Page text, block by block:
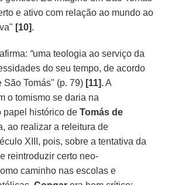
e ativo com relação ao mundo ao
[10].
“uma teologia ao serviço da
do seu tempo, de acordo
São Tomás" (p. 79) [11]. A
o tomismo se daria na
papel histórico de Tomás de
ao realizar a releitura de
XIII, pois, sobre a tentativa da
reintroduzir certo neo-
caminho nas escolas e